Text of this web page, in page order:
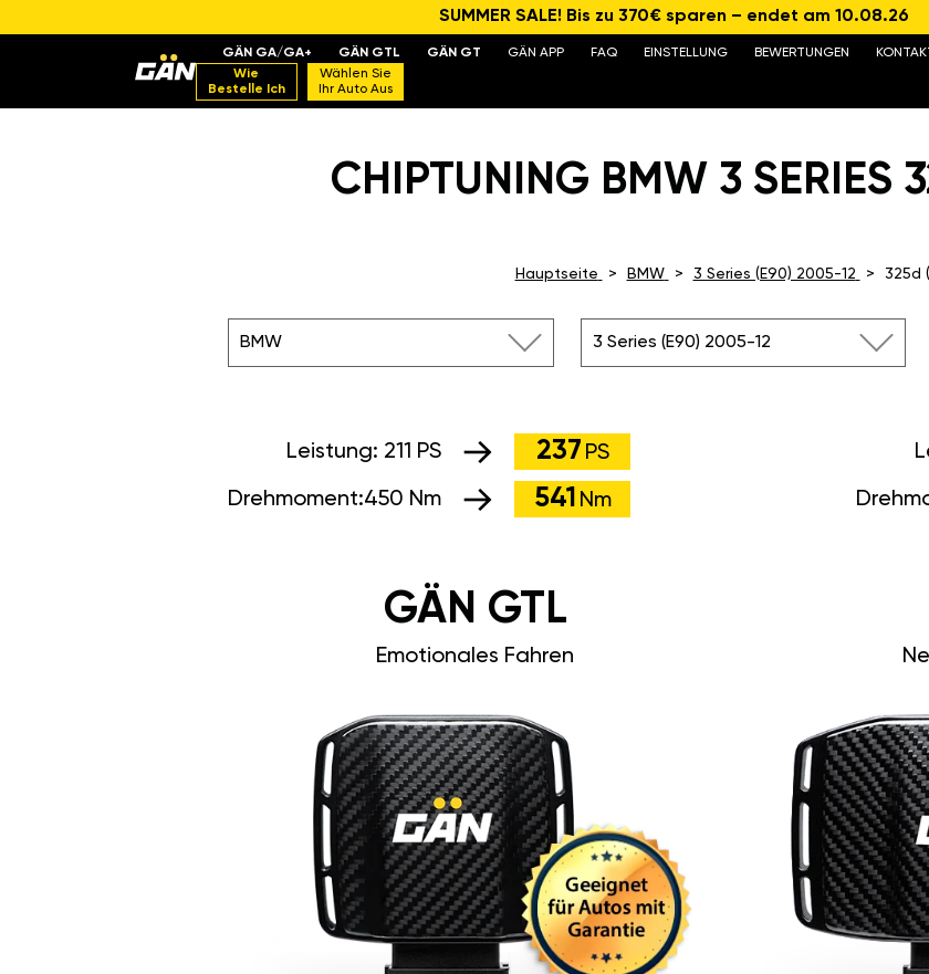
SUMMER SALE! Bis zu 370€ sparen – endet am 10.08.26
GÄN GA/GA+ GÄN GTL GÄN GT GÄN APP FAQ EINSTELLUNG BEWERTUNGEN
Wie
Bestelle Ich
Wählen Sie
Ihr Auto Aus
CHIPTUNING BMW 3 SERIES
Hauptseite BMW 3 Series (E90) 2005-12 325d
BMW 3 Series (E90) 2005-12
Leistung: 211 PS 237 PS
Drehmoment:450 Nm 541 Nm
GÄN GTL
Emotionales Fahren